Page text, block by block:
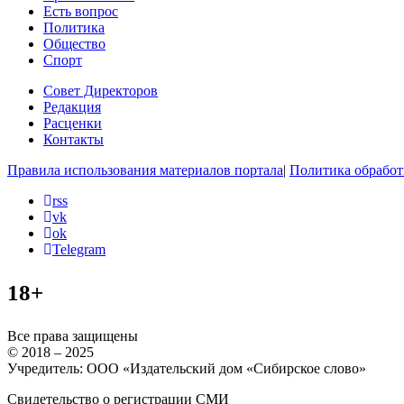
Есть вопрос
Политика
Общество
Спорт
Совет Директоров
Редакция
Расценки
Контакты
Правила использования материалов портала| Политика
rss
vk
ok
Telegram
18+
Все права защищены
© 2018 – 2025
Учредитель: ООО «Издательский дом «Сибирское слово»
Свидетельство о регистрации СМИ